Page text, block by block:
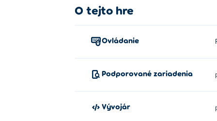
A nakoniec je tu režim Párty, v
šikovný!
Kto vytvoril Trivia Crack?
O tejto hre
Ovládanie
Podporované zariadenia
Vývojár